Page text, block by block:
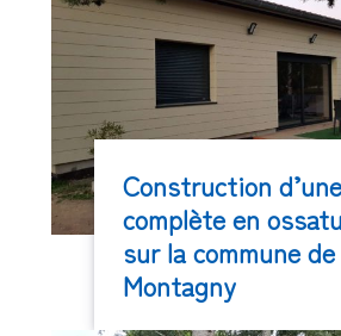
Construction
complète en
sur la commune de
Montagny